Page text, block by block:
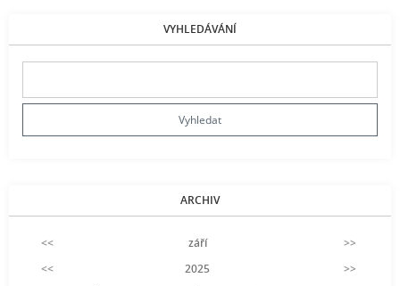
VYHLEDÁVÁNÍ
ARCHIV
<< září
>>
<<
2025
>>